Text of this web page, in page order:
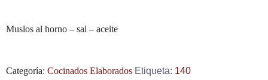
Muslos al horno – sal – aceite
Categoría: Cocinados Elaborados Etiqueta: 140